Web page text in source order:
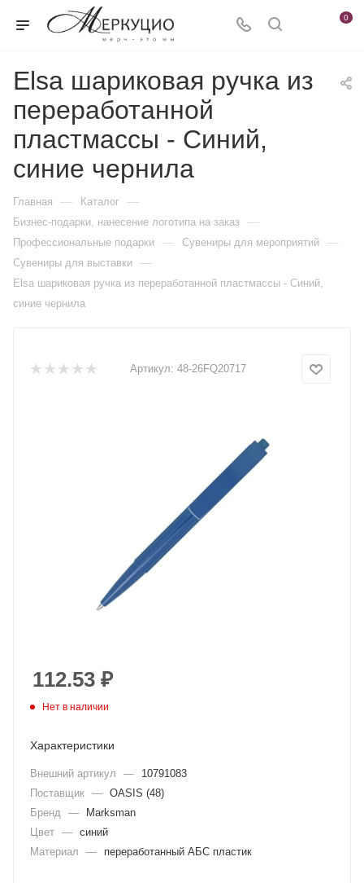
0
Elsa шариковая ручка из
переработанной
пластмассы - Синий,
синие чернила
Главная — Каталог —
Бизнес-подарки, нанесение логотипа на заказ —
Профессиональные подарки — Сувениры для мероприятий —
Сувениры для выставки —
Elsa шариковая ручка из переработанной пластмассы - Синий,
синие чернила
Артикул: 48-26FQ20717
112.53 ₽
Нет в наличии
Характеристики
Внешний артикул —
10791083
Поставщик — OASIS (48)
Бренд
—
Marksman
Цвет — синий
Материал
— переработанный АБС пластик